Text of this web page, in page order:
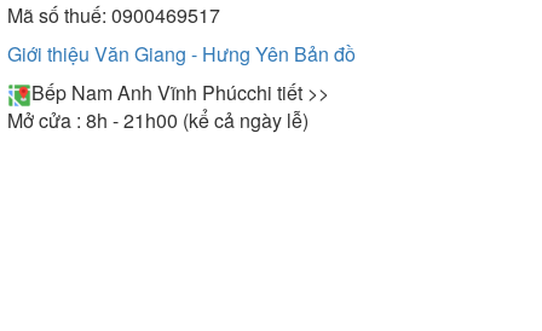
Mã số thuế: 0900469517
Giới thiệu Văn Giang - Hưng Yên Bản đồ
Bếp Nam Anh Vĩnh Phúcchi tiết >>
Mở cửa : 8h - 21h00 (kể cả ngày lễ)